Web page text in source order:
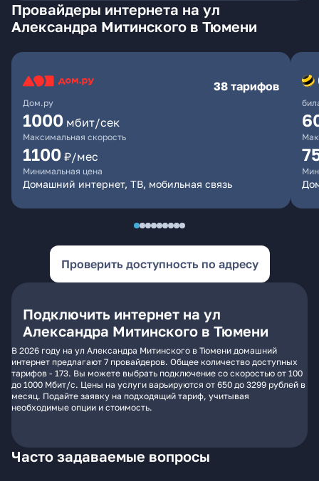
Провайдеры интернета на ул
Александра Митинского в Тюмени
Дом.ру
38 тарифов
1000 мбит/сек
Максимальная скорость
1100 ₽/мес
Минимальная цена
Домашний интернет, ТВ, мобильная связь
Проверить доступность по адресу
Подключить интернет на ул
Александра Митинского в Тюмени
В 2026 году на ул Александра Митинского в Тюмени домашний
интернет предлагают 7 провайдеров. Общее количество доступных
тарифов - 173. Вы можете выбрать подключение со скоростью от 100
до 1000 Мбит/с. Цены на услуги варьируются от 650 до 3299 рублей в
месяц. Подайте заявку на подходящий тариф, учитывая
необходимые опции и стоимость.
Часто задаваемые вопросы